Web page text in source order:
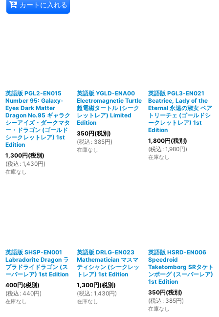
カートに入れる
英語版 PGL2-EN015
Number 95: Galaxy-
Eyes Dark Matter
Dragon No.95 ギャラク
シーアイズ・ダークマタ
ー・ドラゴン (ゴールド
シークレットレア) 1st
Edition
1,300円(税別)
(税込 : 1,430円)
在庫なし
英語版 YGLD-ENA00
Electromagnetic Turtle
超電磁タートル (シーク
レットレア) Limited
Edition
350円(税別)
(税込 : 385円)
在庫なし
英語版 PGL3-EN021
Beatrice, Lady of the
Eternal 永遠の淑女 ベア
トリーチェ (ゴールドシ
ークレットレア) 1st
Edition
1,800円(税別)
(税込 : 1,980円)
在庫なし
英語版 SHSP-EN001
Labradorite Dragon ラ
ブラドライドラゴン (ス
ーパーレア) 1st Edition
400円(税別)
(税込 : 440円)
在庫なし
英語版 DRLG-EN023
Mathematician マスマ
ティシャン (シークレッ
トレア) 1st Edition
1,300円(税別)
(税込 : 1,430円)
在庫なし
英語版 HSRD-EN006
Speedroid
Taketomborg SRタケト
ンボーグ (スーパーレア)
1st Edition
350円(税別)
(税込 : 385円)
在庫なし